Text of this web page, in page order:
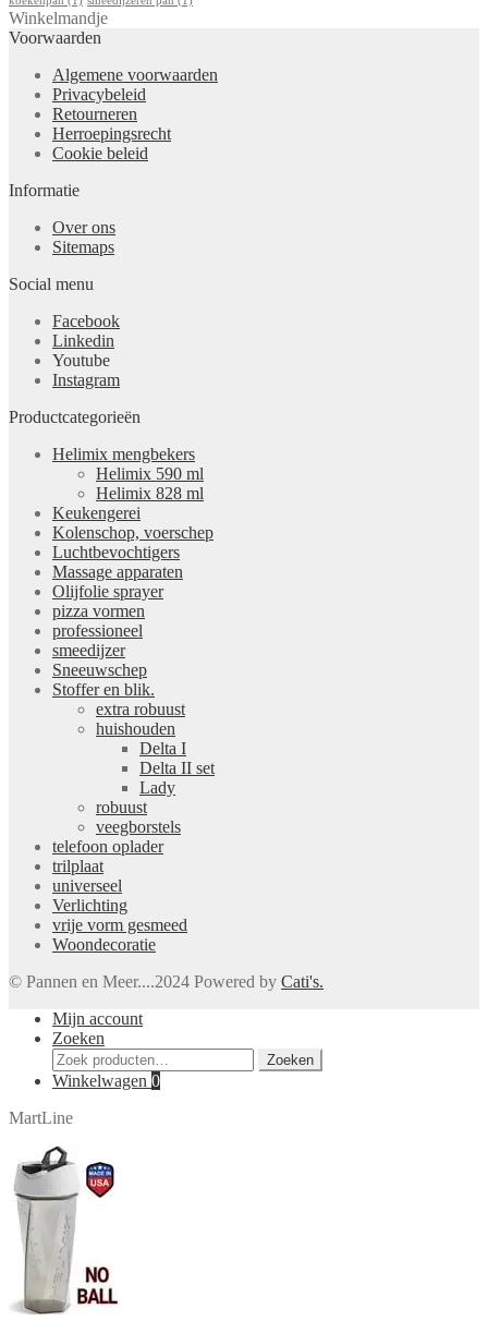
Winkelmandje
Voorwaarden
Algemene voorwaarden
Privacybeleid
Retourneren
Herroepingsrecht
Cookie beleid
Informatie
Over ons
Sitemaps
Social menu
Facebook
Linkedin
Youtube
Instagram
Productcategorieën
Helimix mengbekers
Helimix 590 ml
Helimix 828 ml
Keukengerei
Kolenschop, voerschep
Luchtbevochtigers
Massage apparaten
Olijfolie sprayer
pizza vormen
professioneel
smeedijzer
Sneeuwschep
Stoffer en blik.
extra robuust
huishouden
Delta I
Delta II set
Lady
robuust
veegborstels
telefoon oplader
trilplaat
universeel
Verlichting
vrije vorm gesmeed
Woondecoratie
© Pannen en Meer....2024 Powered by Cati's.
Mijn account
Zoeken
Zoeken
naar:
Zoeken
Winkelwagen 0
MartLine